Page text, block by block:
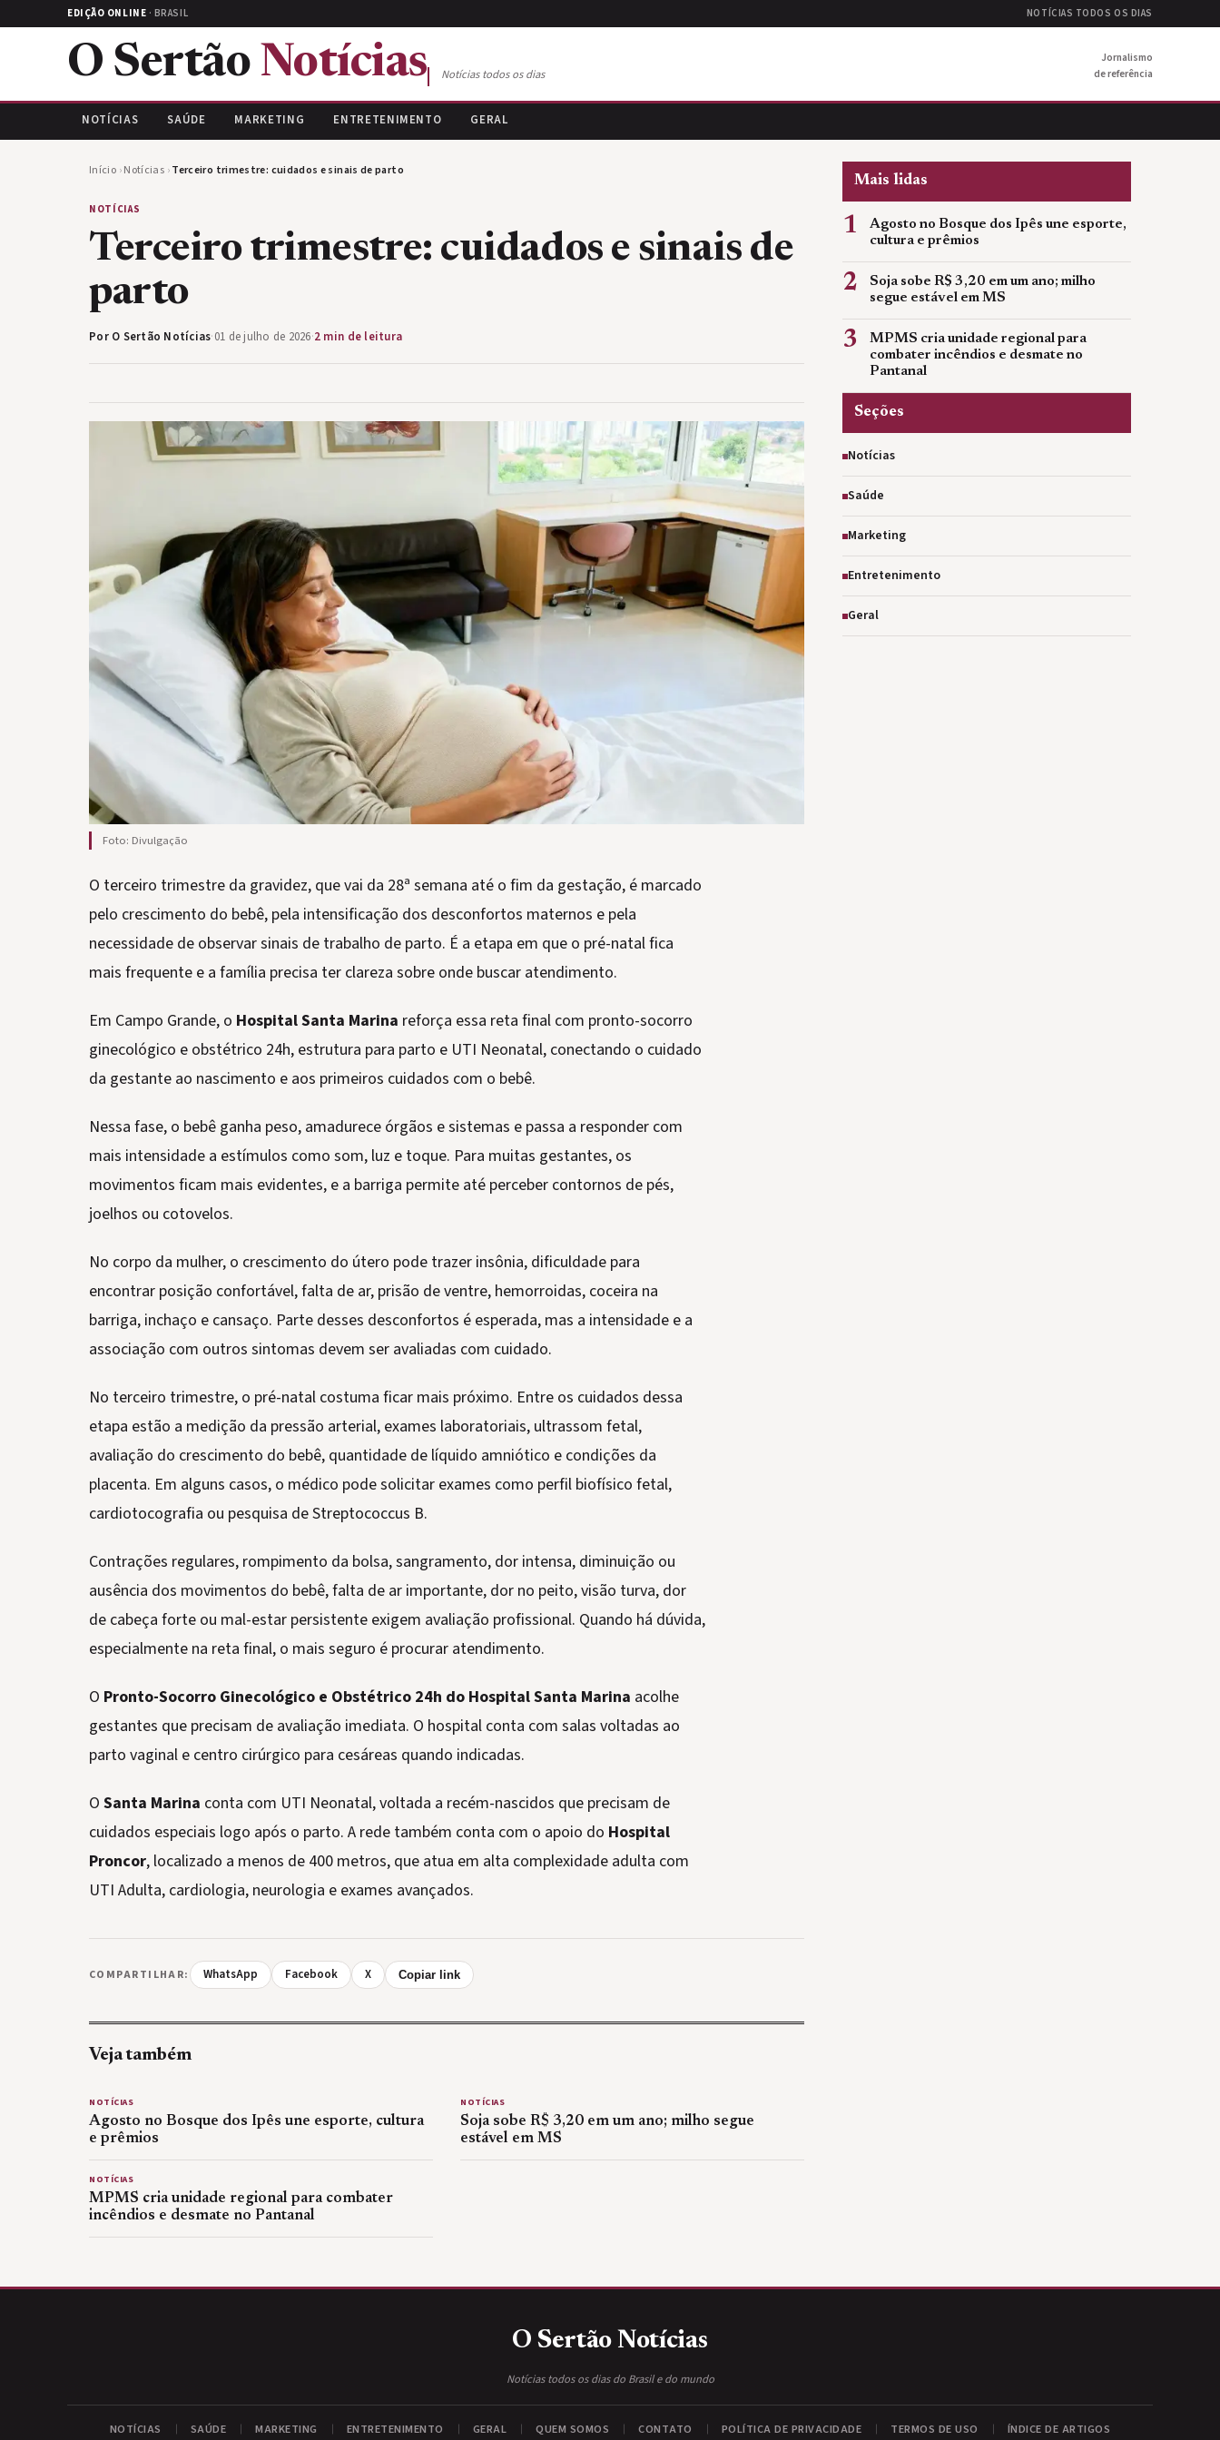
EDIÇÃO ONLINE · BRASIL NOTÍCIAS TODOS OS DIAS
O Sertão Notícias Notícias todos os dias
Jornalismo
de referência
NOTÍCIAS SAÚDE MARKETING ENTRETENIMENTO GERAL
Início ›Notícias ›Terceiro trimestre: cuidados e sinais de parto
NOTÍCIAS
Terceiro trimestre: cuidados e sinais de
parto
Por O Sertão Notícias·01 de julho de 2026·2 min de leitura
Foto: Divulgação
O terceiro trimestre da gravidez, que vai da 28ª semana até o fim da gestação, é marcado
pelo crescimento do bebê, pela intensificação dos desconfortos maternos e pela
necessidade de observar sinais de trabalho de parto. É a etapa em que o pré-natal fica
mais frequente e a família precisa ter clareza sobre onde buscar atendimento.
Em Campo Grande, o Hospital Santa Marina reforça essa reta final com pronto-socorro
ginecológico e obstétrico 24h, estrutura para parto e UTI Neonatal, conectando o cuidado
da gestante ao nascimento e aos primeiros cuidados com o bebê.
Nessa fase, o bebê ganha peso, amadurece órgãos e sistemas e passa a responder com
mais intensidade a estímulos como som, luz e toque. Para muitas gestantes, os
movimentos ficam mais evidentes, e a barriga permite até perceber contornos de pés,
joelhos ou cotovelos.
No corpo da mulher, o crescimento do útero pode trazer insônia, dificuldade para
encontrar posição confortável, falta de ar, prisão de ventre, hemorroidas, coceira na
barriga, inchaço e cansaço. Parte desses desconfortos é esperada, mas a intensidade e a
associação com outros sintomas devem ser avaliadas com cuidado.
No terceiro trimestre, o pré-natal costuma ficar mais próximo. Entre os cuidados dessa
etapa estão a medição da pressão arterial, exames laboratoriais, ultrassom fetal,
avaliação do crescimento do bebê, quantidade de líquido amniótico e condições da
placenta. Em alguns casos, o médico pode solicitar exames como perfil biofísico fetal,
cardiotocografia ou pesquisa de Streptococcus B.
Contrações regulares, rompimento da bolsa, sangramento, dor intensa, diminuição ou
ausência dos movimentos do bebê, falta de ar importante, dor no peito, visão turva, dor
de cabeça forte ou mal-estar persistente exigem avaliação profissional. Quando há dúvida,
especialmente na reta final, o mais seguro é procurar atendimento.
O Pronto-Socorro Ginecológico e Obstétrico 24h do Hospital Santa Marina acolhe
gestantes que precisam de avaliação imediata. O hospital conta com salas voltadas ao
parto vaginal e centro cirúrgico para cesáreas quando indicadas.
O Santa Marina conta com UTI Neonatal, voltada a recém-nascidos que precisam de
cuidados especiais logo após o parto. A rede também conta com o apoio do Hospital
Proncor, localizado a menos de 400 metros, que atua em alta complexidade adulta com
UTI Adulta, cardiologia, neurologia e exames avançados.
COMPARTILHAR: WhatsApp Facebook X Copiar link
Veja também
NOTÍCIAS
Agosto no Bosque dos Ipês une esporte, cultura
e prêmios
NOTÍCIAS
Soja sobe R$ 3,20 em um ano; milho segue
estável em MS
NOTÍCIAS
MPMS cria unidade regional para combater
incêndios e desmate no Pantanal
Mais lidas
1
Agosto no Bosque dos Ipês une esporte,
cultura e prêmios
2
Soja sobe R$ 3,20 em um ano; milho
segue estável em MS
3
MPMS cria unidade regional para
combater incêndios e desmate no
Pantanal
Seções
Notícias
Saúde
Marketing
Entretenimento
Geral
O Sertão Notícias
Notícias todos os dias do Brasil e do mundo
NOTÍCIAS SAÚDE MARKETING ENTRETENIMENTO GERAL QUEM SOMOS CONTATO POLÍTICA DE PRIVACIDADE TERMOS DE USO ÍNDICE DE ARTIGOS